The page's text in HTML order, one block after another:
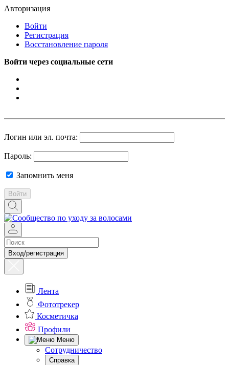
Авторизация
Войти
Регистрация
Восстановление пароля
Войти через социальные сети
Логин или эл. почта:
Пароль:
Запомнить меня
Войти
Вход/регистрация
Лента
Фототрекер
Косметичка
Профили
Меню
Сотрудничество
Справка